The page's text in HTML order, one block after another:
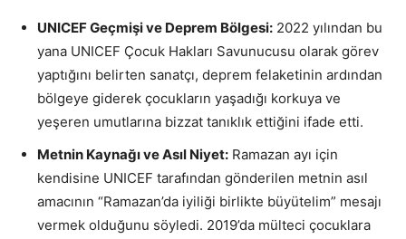
UNICEF Geçmişi ve Deprem Bölgesi: 2022 yılından bu
yana UNICEF Çocuk Hakları Savunucusu olarak görev
yaptığını belirten sanatçı, deprem felaketinin ardından
bölgeye giderek çocukların yaşadığı korkuya ve
yeşeren umutlarına bizzat tanıklık ettiğini ifade etti.
Metnin Kaynağı ve Asıl Niyet: Ramazan ayı için
kendisine UNICEF tarafından gönderilen metnin asıl
amacının “Ramazan’da iyiliği birlikte büyütelim” mesajı
vermek olduğunu söyledi. 2019’da mülteci çocuklara